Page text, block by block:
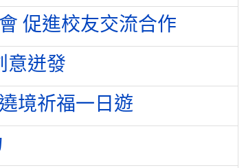
促進校友交流合作
意迸發
境祈福一日遊